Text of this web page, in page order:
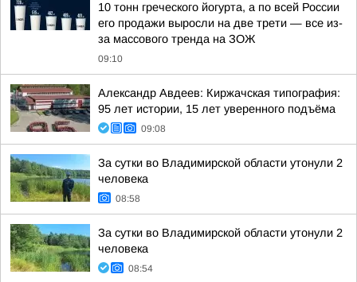
10 тонн греческого йогурта, а по всей России
его продажи выросли на две трети — все из-
за массового тренда на ЗОЖ
09:10
Александр Авдеев: Киржачская типография:
95 лет истории, 15 лет уверенного подъёма
09:08
За сутки во Владимирской области утонули 2
человека
08:58
За сутки во Владимирской области утонули 2
человека
08:54